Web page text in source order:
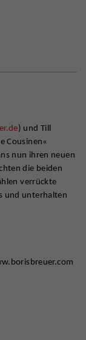
) und Till
Cousinen«
nun ihren neuen
die beiden
verrückte
und unterhalten